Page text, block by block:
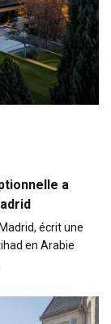
a
écrit une
en Arabie